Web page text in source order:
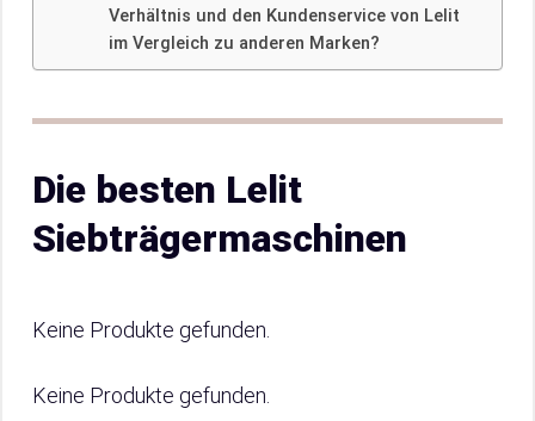
Verhältnis und den Kundenservice von Lelit
im Vergleich zu anderen Marken?
Die besten Lelit
Siebträgermaschinen
Keine Produkte gefunden.
Keine Produkte gefunden.